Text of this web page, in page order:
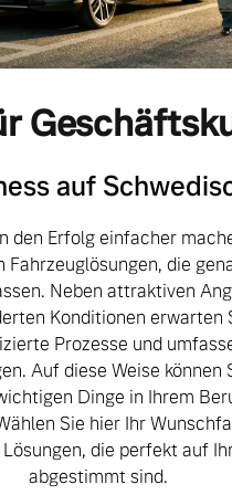
Anfahrt
auf
den Erfolg einfacher
Fahrzeuglösungen, die
Neben attraktiven
Konditionen erwarten
Prozesse und
Auf diese Weise können
Dinge in Ihrem
Sie hier Ihr
die perfekt auf
abgestimmt sind.